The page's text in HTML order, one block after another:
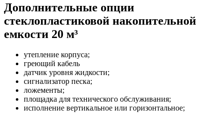
Дополнительные опции
стеклопластиковой накопительной
емкости 20 м³
утепление корпуса;
греющий кабель
датчик уровня жидкости;
сигнализатор песка;
ложементы;
площадка для технического обслуживания;
исполнение вертикальное или горизонтальное;